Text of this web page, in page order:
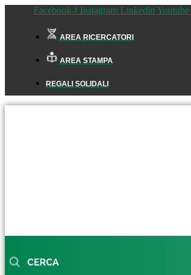
Facebook-f Instagram Linkedin Youtube
AREA RICERCATORI
AREA STAMPA
REGALI SOLIDALI